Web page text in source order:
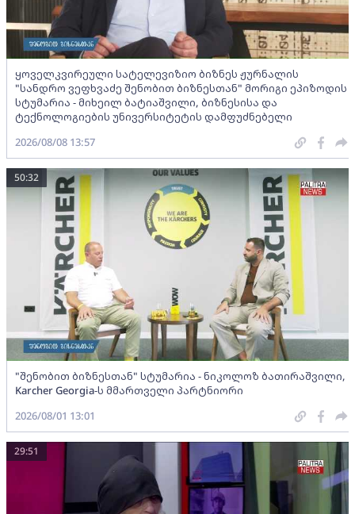
ყოველკვირეული სატელევიზიო ბიზნეს ჟურნალის
"სანდრო ვეფხვაძე შენობით ბიზნესთან" მორიგი ეპიზოდის
სტუმარია - მიხეილ ბატიაშვილი, ბიზნესისა და
ტექნოლოგიების უნივერსიტეტის დამფუძნებელი
2026/08/08 13:57
"შენობით ბიზნესთან" სტუმარია - ნიკოლოზ ბათირაშვილი,
Karcher Georgia-ს მმართველი პარტნიორი
50:32
2026/08/01 13:01
29:51